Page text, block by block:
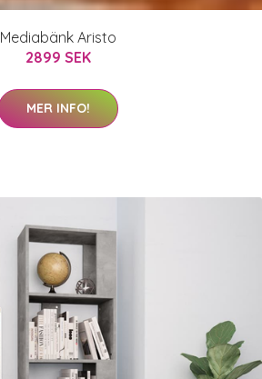
Mediabänk Aristo
2899 SEK
MER INFO!